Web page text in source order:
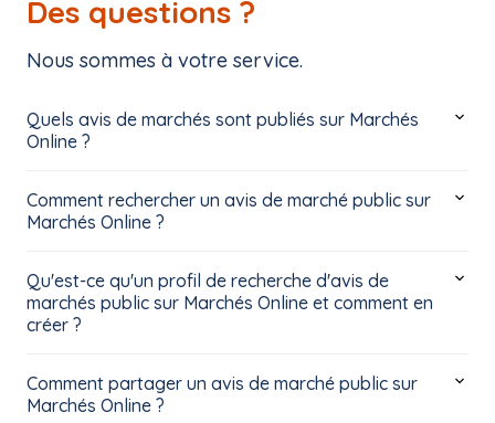
Des questions ?
Nous sommes à votre service.
Quels avis de marchés sont publiés sur Marchés
Online ?
Comment rechercher un avis de marché public sur
Marchés Online ?
Qu'est-ce qu'un profil de recherche d'avis de
marchés public sur Marchés Online et comment en
créer ?
Comment partager un avis de marché public sur
Marchés Online ?